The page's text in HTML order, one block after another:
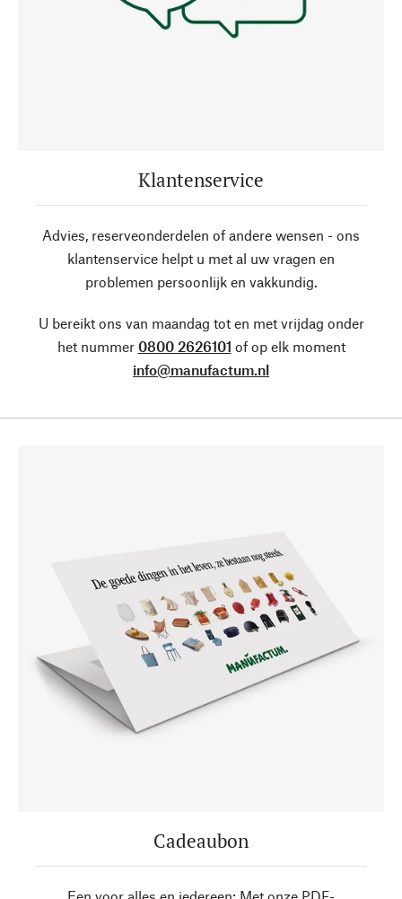
Klantenservice
Advies, reserveonderdelen of andere wensen - ons
klantenservice helpt u met al uw vragen en
problemen persoonlijk en vakkundig.
U bereikt ons van maandag tot en met vrijdag onder
het nummer 0800 2626101 of op elk moment
info@manufactum.nl
Cadeaubon